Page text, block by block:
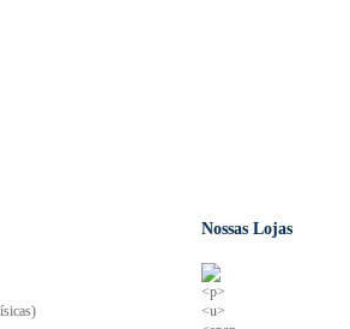
Nossas Lojas